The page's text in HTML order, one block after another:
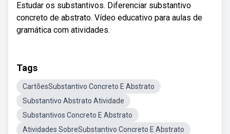
Estudar os substantivos. Diferenciar substantivo
concreto de abstrato. Vídeo educativo para aulas de
gramática com atividades.
Tags
CartõesSubstantivo Concreto E Abstrato
Substantivo Abstrato Atividade
Substantivos Concreto E Abstrato
Atividades SobreSubstantivo Concreto E Abstrato